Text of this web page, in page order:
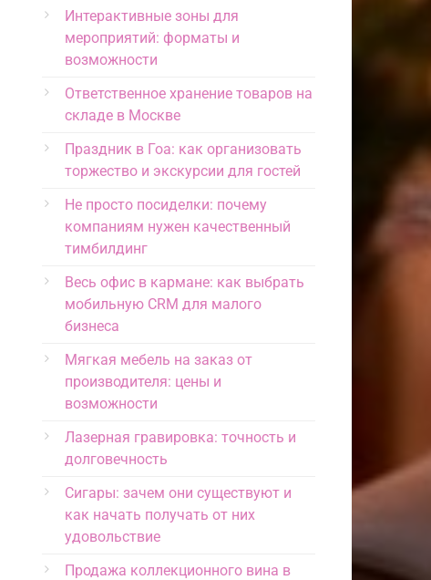
Интерактивные зоны для
мероприятий: форматы и
возможности
Ответственное хранение товаров на
складе в Москве
Праздник в Гоа: как организовать
торжество и экскурсии для гостей
Не просто посиделки: почему
компаниям нужен качественный
тимбилдинг
Весь офис в кармане: как выбрать
мобильную CRM для малого
бизнеса
Мягкая мебель на заказ от
производителя: цены и
возможности
Лазерная гравировка: точность и
долговечность
Сигары: зачем они существуют и
как начать получать от них
удовольствие
Продажа коллекционного вина в